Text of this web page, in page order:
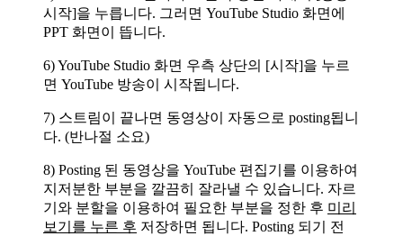
시작]을 누릅니다. 그러면 YouTube Studio 화면에
PPT 화면이 뜹니다.
6) YouTube Studio 화면 우측 상단의 [시작]을 누르
면 YouTube 방송이 시작됩니다.
7) 스트림이 끝나면 동영상이 자동으로 posting됩니
다. (반나절 소요)
8) Posting 된 동영상을 YouTube 편집기를 이용하여
지저분한 부분을 깔끔히 잘라낼 수 있습니다. 자르
기와 분할을 이용하여 필요한 부분을 정한 후 미리
보기를 누른 후 저장하면 됩니다. Posting 되기 전